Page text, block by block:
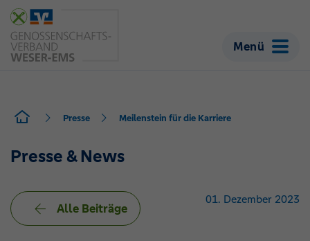
Menü
Presse Meilenstein für die Karriere
Presse & News
Alle Beiträge
01. Dezember 2023